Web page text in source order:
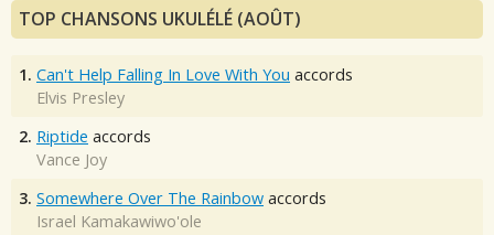
TOP CHANSONS UKULÉLÉ (AOÛT)
1. Can't Help Falling In Love With You accords
Elvis Presley
2. Riptide accords
Vance Joy
3. Somewhere Over The Rainbow accords
Israel Kamakawiwo'ole